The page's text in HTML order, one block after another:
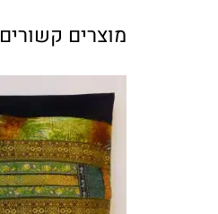
מוצרים קשורים